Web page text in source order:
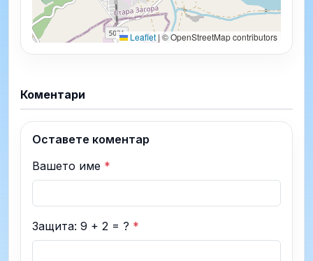
Leaflet | © OpenStreetMap contributors
Коментари
Оставете коментар
Вашето име *
Защита: 9 + 2 = ? *